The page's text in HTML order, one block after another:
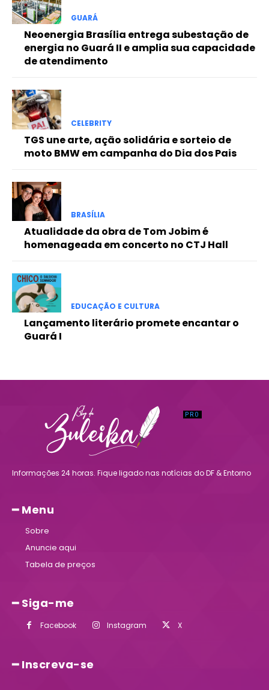
Nullam eu erat condimentum
Donec quis est ac felis
Orci varius natoque dolor
Pro
Full member access:
Etiam est nibh, lobortis sit
Ut mollis pellentesque tortor
Nullam eu erat condimentum
Donec quis est ac felis
Orci varius natoque dolor
GUARÁ
Neoenergia Brasília entrega subestação de
energia no Guará II e amplia sua capacidade
de atendimento
CELEBRITY
TGS une arte, ação solidária e sorteio de
moto BMW em campanha do Dia dos Pais
BRASÍLIA
Atualidade da obra de Tom Jobim é
homenageada em concerto no CTJ Hall
EDUCAÇÃO E CULTURA
Lançamento literário promete encantar o
Guará I
Informações 24 horas. Fique ligado nas notícias do DF & Entorno
━ Menu
Sobre
Anuncie aqui
Tabela de preços
━ Siga-me
Facebook Instagram X
━ Inscreva-se